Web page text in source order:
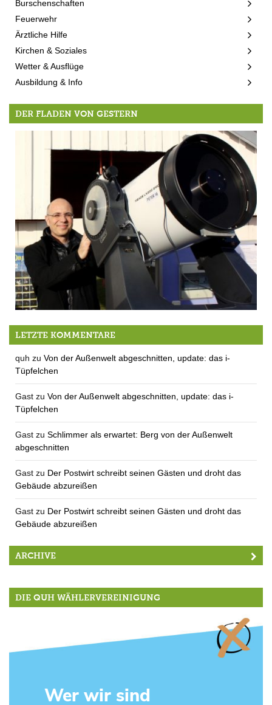
Burschenschaften
Feuerwehr
Ärztliche Hilfe
Kirchen & Soziales
Wetter & Ausflüge
Ausbildung & Info
DER FLADEN VON GESTERN
Stefan Schmid – Christian-Jutz-Sternwarte Berg e.V.
LETZTE KOMMENTARE
quh zu Von der Außenwelt abgeschnitten, update: das i-
Tüpfelchen
Gast zu Von der Außenwelt abgeschnitten, update: das i-
Tüpfelchen
Gast zu Schlimmer als erwartet: Berg von der Außenwelt
abgeschnitten
Gast zu Der Postwirt schreibt seinen Gästen und droht das
Gebäude abzureißen
Gast zu Der Postwirt schreibt seinen Gästen und droht das
Gebäude abzureißen
ARCHIVE
DIE QUH WÄHLERVEREINIGUNG
Wer wir sind